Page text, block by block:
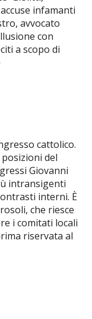
infamanti
avvocato
con
a scopo di
cattolico.
del
Giovanni
intransigenti
interni. È
che riesce
i comitati locali
riservata al